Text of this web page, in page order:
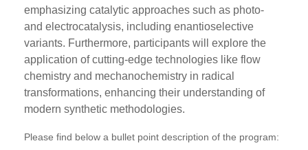
emphasizing catalytic approaches such as photo-
and electrocatalysis, including enantioselective
variants. Furthermore, participants will explore the
application of cutting-edge technologies like flow
chemistry and mechanochemistry in radical
transformations, enhancing their understanding of
modern synthetic methodologies.
Please find below a bullet point description of the program: